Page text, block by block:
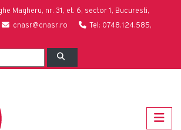
Magheru, nr. 31, et. 6, sector 1, Bucuresti,
cnasr@cnasr.ro
Tel: 0748.124.585,